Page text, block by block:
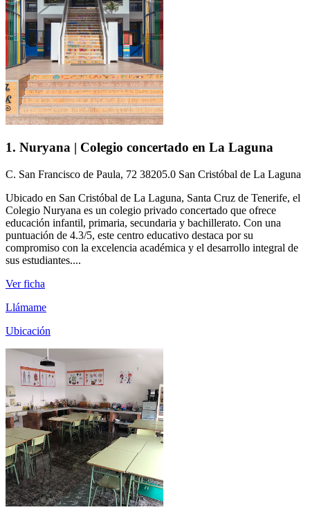
1. Nuryana | Colegio concertado en La Laguna
C. San Francisco de Paula, 72 38205.0 San Cristóbal de La Laguna
Ubicado en San Cristóbal de La Laguna, Santa Cruz de Tenerife, el
Colegio Nuryana es un colegio privado concertado que ofrece
educación infantil, primaria, secundaria y bachillerato. Con una
puntuación de 4.3/5, este centro educativo destaca por su
compromiso con la excelencia académica y el desarrollo integral de
sus estudiantes....
Ver ficha
Llámame
Ubicación